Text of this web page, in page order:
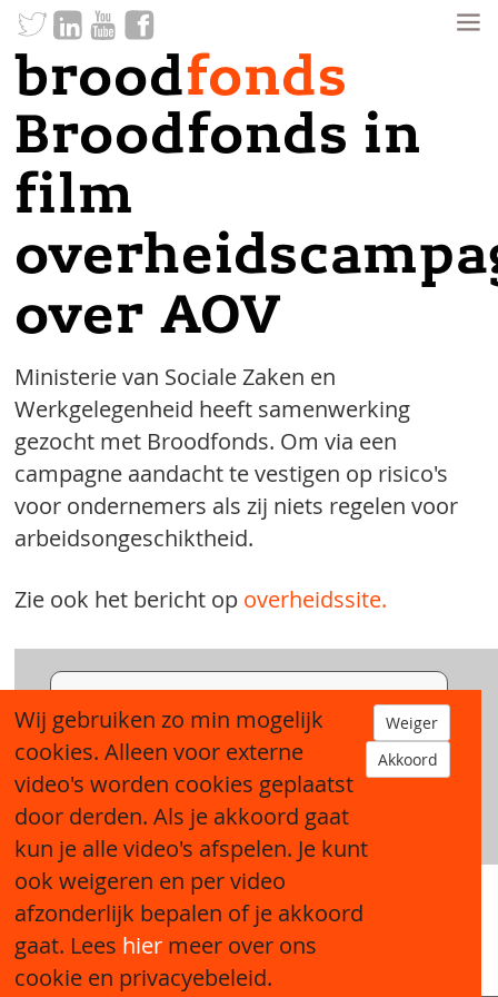
broodfonds
Broodfonds in
film
over AOV
Ministerie van Sociale Zaken en
Werkgelegenheid heeft samenwerking
gezocht met Broodfonds. Om via een
campagne aandacht te vestigen op risico's
voor ondernemers als zij niets regelen voor
arbeidsongeschiktheid.
Zie ook het bericht op overheidssite.
Google privacy policy
Akkoord
Sitemap
Wij gebruiken zo min mogelijk
cookies. Alleen voor externe
video's worden cookies geplaatst
door derden. Als je akkoord gaat
kun je alle video's afspelen. Je kunt
ook weigeren en per video
afzonderlijk bepalen of je akkoord
gaat. Lees hier meer over ons
cookie en privacyebeleid.
Weiger
Akkoord